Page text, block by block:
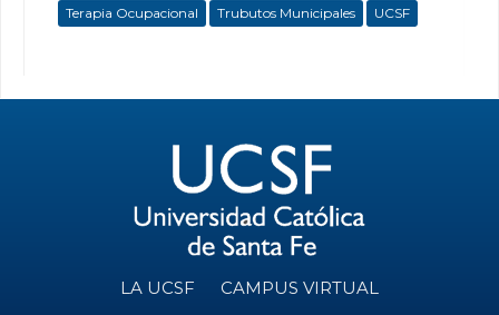
Terapia Ocupacional
Trubutos Municipales UCSF
LA UCSF CAMPUS VIRTUAL